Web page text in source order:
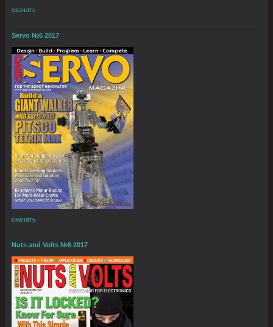
скачать
Servo №6 2017
скачать
Nuts and Volts №6 2017